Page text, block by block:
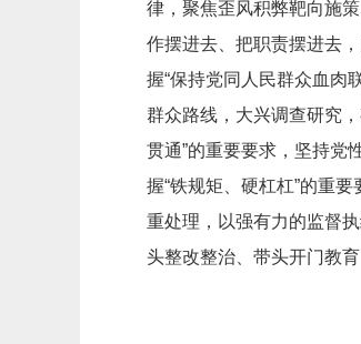
律，聚焦歪风积弊靶向施
作摆进去、把职责摆进去
握“保持党同人民群众血肉
群众路线，大兴调查研究
贯通”的重要要求，坚持党
握“铁规矩、硬杠杠”的重
重处理，以强有力的监督
头整改整治、带头开门教